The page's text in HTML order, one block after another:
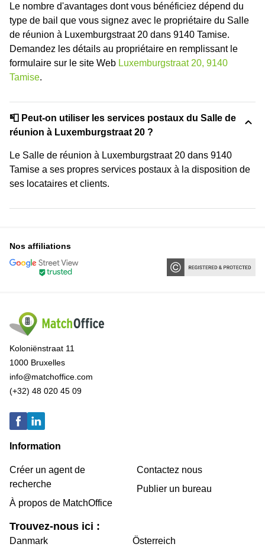
Le nombre d'avantages dont vous bénéficiez dépend du
type de bail que vous signez avec le propriétaire du Salle
de réunion à Luxemburgstraat 20 dans 9140 Tamise.
Demandez les détails au propriétaire en remplissant le
formulaire sur le site Web Luxemburgstraat 20, 9140
Tamise.
📮 Peut-on utiliser les services postaux du Salle de
réunion à Luxemburgstraat 20 ?
Le Salle de réunion à Luxemburgstraat 20 dans 9140
Tamise a ses propres services postaux à la disposition de
ses locataires et clients.
Nos affiliations
Koloniënstraat 11
1000 Bruxelles
info@matchoffice.com
(+32) 48 020 45 09
Information
Créer un agent de
recherche
À propos de MatchOffice
Contactez nous
Publier un bureau
Trouvez-nous ici :
Danmark
Österreich